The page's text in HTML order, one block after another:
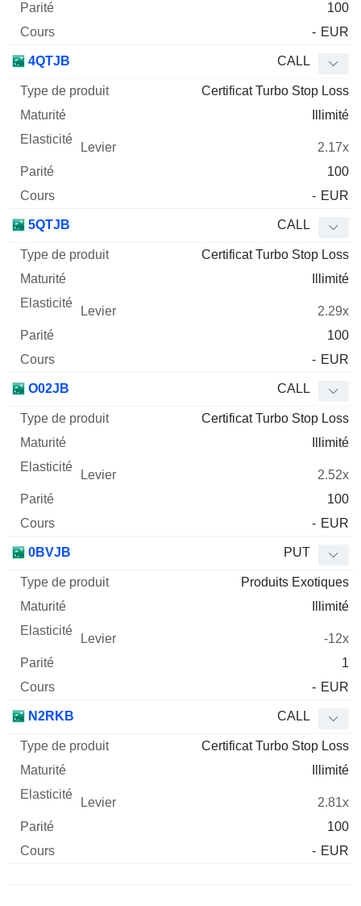
100
- EUR
4QTJB CALL
Certificat Turbo Stop Loss
Illimité
2.17x
100
- EUR
5QTJB CALL
Certificat Turbo Stop Loss
Illimité
2.29x
100
- EUR
O02JB CALL
Certificat Turbo Stop Loss
Illimité
2.52x
100
- EUR
0BVJB PUT
Produits Exotiques
Illimité
-12x
1
- EUR
N2RKB CALL
Certificat Turbo Stop Loss
Illimité
2.81x
100
- EUR